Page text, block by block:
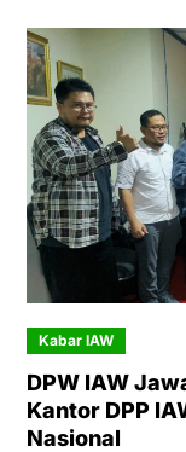
Kabar IAW
DPW IAW
Kantor DPP
Nasional